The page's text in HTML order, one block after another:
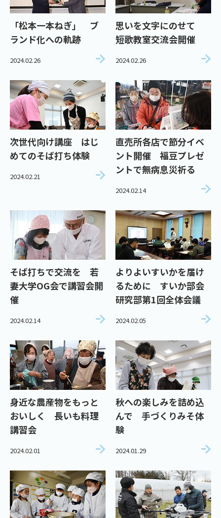
「松本一本ねぎ」 ブ
ランド化への軌跡
2024.02.26
思いを文字にのせて
短歌教室交流会開催
2024.02.26
次世代向け講座 はじ
めてのそば打ち体験
2024.02.21
直売所各店で節分イベ
ント開催 福豆プレゼ
ントで無病息災祈る
2024.02.14
そば打ちで交流を 若
妻大学OG会で講習会開
催
2024.02.14
よりよいすいかを届け
るために すいか部会
研究部第1回全体会議
2024.02.05
身近な農産物をもっと
おいしく 長いも料理
講習会
2024.02.01
秋への楽しみを詰め込
んで 手づくりみそ体
験
2024.01.29